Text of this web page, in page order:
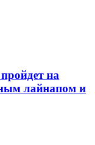
на
лайнапом и